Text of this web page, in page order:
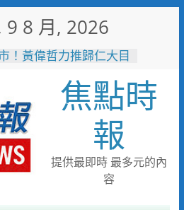
9 8 月, 2026
！黃偉哲力推歸仁大目
雄機廠變身全台最大免費
邁:保存百年產業記
院」變身親子天堂！高
樂園開幕首日人潮爆棚
子樂園」爆紅！全臺最
園區首日吸三萬人朝聖
焦點時
報
提供最即時 最多元的內
容